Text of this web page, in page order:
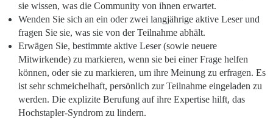
sie wissen, was die Community von ihnen erwartet.
Wenden Sie sich an ein oder zwei langjährige aktive Leser und
fragen Sie sie, was sie von der Teilnahme abhält.
Erwägen Sie, bestimmte aktive Leser (sowie neuere
Mitwirkende) zu markieren, wenn sie bei einer Frage helfen
können, oder sie zu markieren, um ihre Meinung zu erfragen. Es
ist sehr schmeichelhaft, persönlich zur Teilnahme eingeladen zu
werden. Die explizite Berufung auf ihre Expertise hilft, das
Hochstapler-Syndrom zu lindern.